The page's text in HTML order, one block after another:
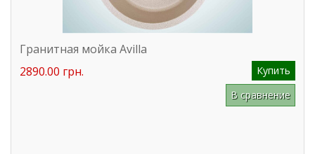
Гранитная мойка Avilla
2890.00 грн.
Купить
В сравнение